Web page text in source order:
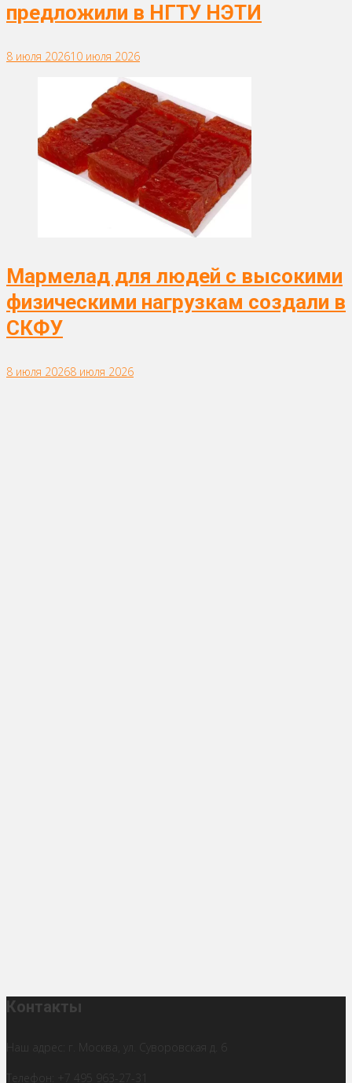
предложили в НГТУ НЭТИ
8 июля 202610 июля 2026
Мармелад для людей с высокими
физическими нагрузкам создали в
СКФУ
8 июля 20268 июля 2026
Контакты
Наш адрес: г. Москва, ул. Суворовская д. 6
Телефон: +7 495 963-27-31